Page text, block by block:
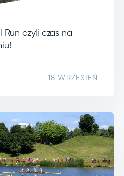
Run czyli czas na
18 WRZESIEŃ